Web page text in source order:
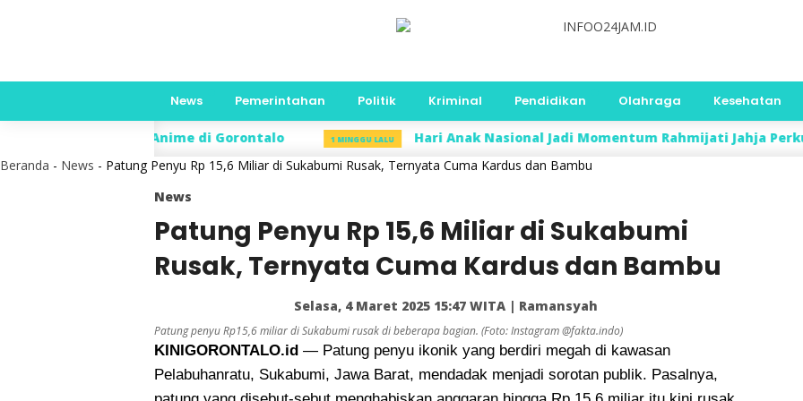
News Pemerintahan Politik Kriminal Pendidikan Olahraga Kesehatan
Anime di Gorontalo 1 MINGGU LALU Hari Anak Nasional Jadi Momentum Rahmijati Jahja Perkuat
Beranda - News - Patung Penyu Rp 15,6 Miliar di Sukabumi Rusak, Ternyata Cuma Kardus dan Bambu
News
Patung Penyu Rp 15,6 Miliar di Sukabumi
Rusak, Ternyata Cuma Kardus dan Bambu
Selasa, 4 Maret 2025 15:47 WITA | Ramansyah
Patung penyu Rp15,6 miliar di Sukabumi rusak di beberapa bagian. (Foto: Instagram @fakta.indo)
KINIGORONTALO.id — Patung penyu ikonik yang berdiri megah di kawasan
Pelabuhanratu, Sukabumi, Jawa Barat, mendadak menjadi sorotan publik. Pasalnya,